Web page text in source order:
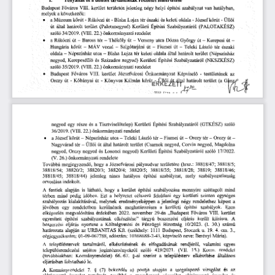
Budapest Főváros VIII. kerület területén jelenleg négy helyi építési szabályzat van hatályban,
melyek a következők:
•
aMúzeum körút - Rákóczi út - Blaha Lujza tér északi és keleti oldala - József körút - Üllői
út által határolt terület (Palotanegyed) Kerületi Építési Szabályzatáról (PALOTAKÉSZ)
szóló 34/2019. (VIII. 22.) önkormányzatirendelet
•
a Rákóczi út - Baross tér - Thököly út - Verseny utca Dózsa György út - Kerepesi út -
Hungária korút - MÁV vonal - Salgótarjáni út - Fiumei út - Teleki László tér északi
oldala - Népszínház utca - Blaha Lujza tér keleti oldala által határolt terület (Népszínház
negyed, Kerepesdülö és Százados negyed) Kerületi Építési Szabályzatáról (NKSZKÉSZ)
szóló 35/2019. (VIII. 22.) önkormányzati rendelet
•
Budapest Főváros VIII. kerület Józsefvárosi Önkormányzat Képviselő - testületének az
Orczy út - Kőbányai út - Könyves Kálmán körút^-JJllőiút áM határolt terület (a G
En KEZEIT
9H97 n-nn a r- íV
negyed egy része és a Tisztviselőtelep) Kerületi Építési Szabályzatáról (GTKESZ) szóló
36/2019. (VIII. 22.) önkormányzati rendelet
•
a Józsefkörút - Népszínház utca - Teleki László tér - Fiumei út - Orczy tér - Orczy út -
Nagyvárad tér - Üllői út által határolt terület (Csarnok negyed, Corvin negyed, Magdolna
negyed, Orczy negyed és Losonci negyed) Kerületi Építési Szabályzatáról szóló 17/2022.
(V. 26.) önkormányzati rendelete
Továbbá megjegyzendő, hogy a Józsefvárosi pályaudvar területére (hrsz.: 38818/47; 38818/5;
38818/54;
38820/2; 38820/3; 38820/4; 38820/5; 38818/35; 38818/28; 38819;
38818/46;
38818/45;
38818/44) jelenleg nincs hatályos építési szabályzat, mely
szabályozatlanság
orvoslása indokolt.
A fentiek alapján is látható, hogy a kerület építési szabályozása mennyire széttagolt mind
térben mind pedig időben. Ezt a helyzetet célszerű feloldani egy kerületi szinten egységes
szabályozás kialakításával, melynek eredményeképpen a jelenlegi négy rendelethez képest a
jövőben
egy rendeletben kerülnének meghatározásra a kerületi építési szabályok.
Ezen
elképzelés megvalósítása érdekében 2022. november 29-én „Budapest Főváros VIII. kerület
egyesített építési szabályzatának elkészítése” tárgyú beszerzési eljárás került kiírásra.
A
beszerzési eljárás nyertese a Költségvetési és Pénzügyi Bizottság 10/2023. (I. 30.) számú
határozata alapján az URBANITAS Kft. (székhely: 1111 Budapest, Stoczek u. 19. 4. em. 3.,
cégjegyzékszám: 01-09-067788, adószám: 10368688-2-43, képviselő neve: Berényi Mária).
A településtervek tartalmáról, elkészítésének és elfogadásának rendjéről, valamint egyes
településrendezési
sajátos jogintézményekről szóló 419/2021. (VII. 15.) Korm.
rendelet
(továbbiakban:
Kormányrendelet) 66.-67. §-ai szerint a településterv elkészítése általános
eljárásban folytatható le.
A Kormányrendelet 7. § (7) bekezdés a) pontja alapján a megalapozó vizsgálat és az